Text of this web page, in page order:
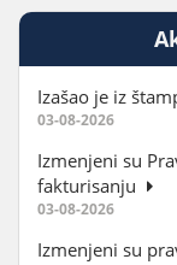
Izašao je iz
03-08-2026
Izmenjeni su
fakturisanju
03-08-2026
Izmenjeni su